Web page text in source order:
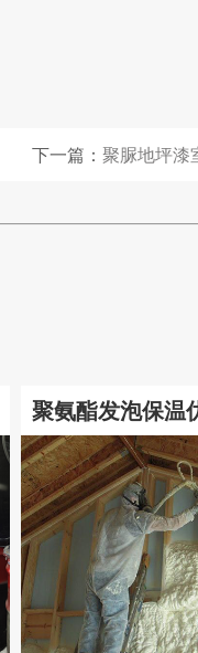
下一篇： 聚脲地坪漆
聚氨酯发泡保温
些?